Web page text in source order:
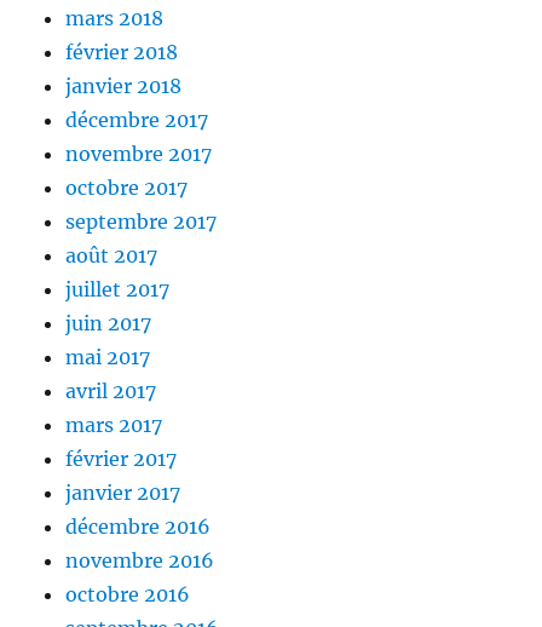
mars 2018
février 2018
janvier 2018
décembre 2017
novembre 2017
octobre 2017
septembre 2017
août 2017
juillet 2017
juin 2017
mai 2017
avril 2017
mars 2017
février 2017
janvier 2017
décembre 2016
novembre 2016
octobre 2016